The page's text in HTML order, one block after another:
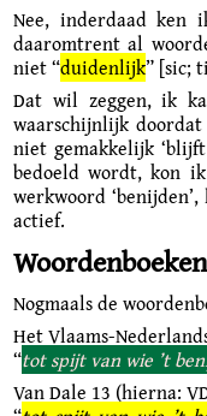
Nee, inderdaad ken
daaromtrent al
niet “duidenlijk” [sic;
Dat wil zeggen, ik
waarschijnlijk
niet gemakkelijk
bedoeld wordt, kon
werkwoord
actief.
Woordenboeken
Nogmaals de
Het Vlaams-
“tot spijt van wie ’t
Van Dale 13 (hierna: